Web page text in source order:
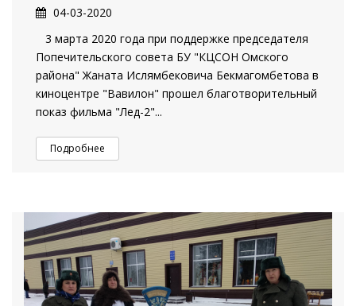
04-03-2020
3 марта 2020 года при поддержке председателя
Попечительского совета БУ "КЦСОН Омского
района" Жаната Ислямбековича Бекмагомбетова в
киноцентре "Вавилон" прошел благотворительный
показ фильма "Лед-2"...
Подробнее